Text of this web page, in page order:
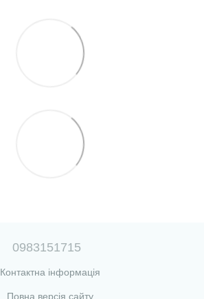
0983151715
Контактна інформація
Повна версія сайту